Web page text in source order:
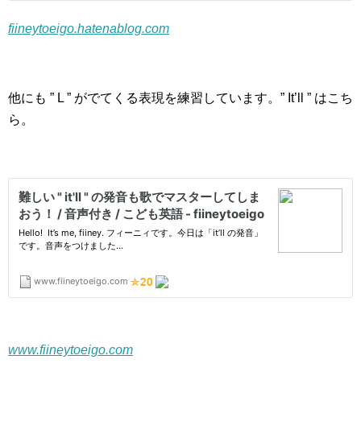
fiineytoeigo.hatenablog.com
他にも ” L ” がでてくる表現を練習しています。” It’ll ” はこち
ら。
www.fiineytoeigo.com